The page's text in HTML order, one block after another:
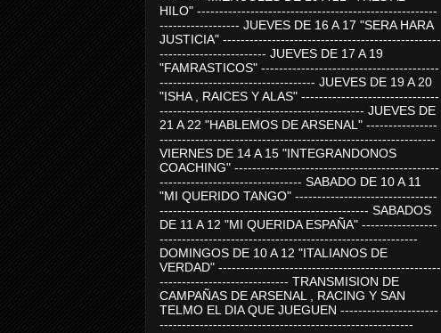
HILO" ------------------------------------------------------
------------------ JUEVES DE 16 A 17 "SERA HARA
JUSTICIA" -------------------------------------------------
------------------------ JUEVES DE 17 A 19
"FAMRASTICOS" ----------------------------------------
----------------------------------- JUEVES DE 19 A 20
"ISHA , RAICES Y ALAS" -------------------------------
---------------------------------------------- JUEVES DE
21 A 22 "HABLEMOS DE ARSENAL" ----------------
--------------------------------------------------------------
VIERNES DE 14 A 15 "INTEGRANDONOS
COACHING" ----------------------------------------------
-------------------------------- SABADO DE 10 A 11
"MI QUERIDO TANGO" --------------------------------
----------------------------------------------- SABADOS
DE 11 A 12 "MI QUERIDA ESPAÑA" -----------------
----------------------------------------------------------
DOMINGOS DE 10 A 12 "ITALIANOS DE
VERDAD" --------------------------------------------------
----------------------------- TRANSMISION DE
CAMPAÑAS DE ARSENAL , RACING Y SAN
TELMO EL DIA QUE JUEGUEN ----------------------
---------------------------------------------------------